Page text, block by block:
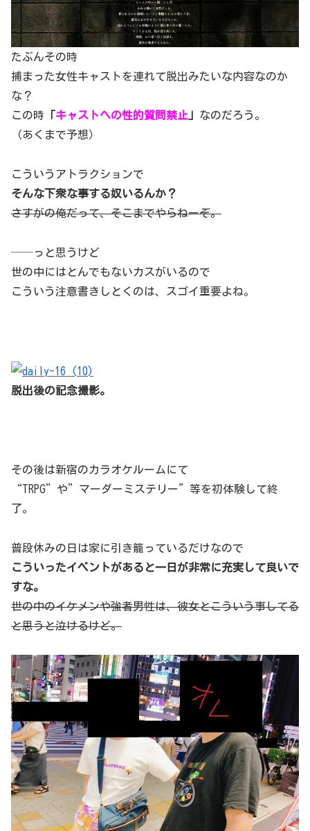
たぶんその時
捕まった女性キャストを連れて脱出みたいな内容なのか
な？
この時 「キャストへの性的質問禁止
なのだろう。
（あくまで予想）
こういうアトラクションで
そんな下衆な事する奴いるんか？
さすがの俺だって、そこまでやらねーぞ。
──っと思うけど
世の中にはとんでもないカスがいるので
こういう注意書きしとくのは、スゴイ重要よね。
脱出後の記念撮影。
その後は新宿のカラオケルームにて
“TRPG”や”マーダーミステリー”等を初体験して終
了。
普段休みの日は家に引き籠っているだけなので
こういったイベントがあると一日が非常に充実して良いで
すな。
世の中のイケメンや強者男性は、彼女とこういう事してる
と思うと泣けるけど。